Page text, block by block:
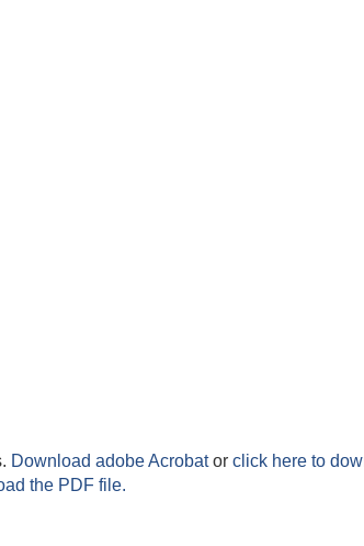
Download adobe Acrobator click here to
the PDF file.